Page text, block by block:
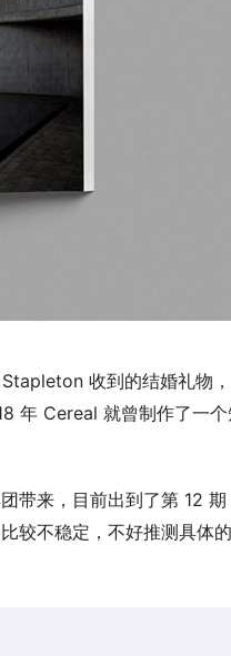
收到的结婚礼物
年 Cereal 就曾制作了一
带来，目前出到了第 12
较不稳定，不好推测具体